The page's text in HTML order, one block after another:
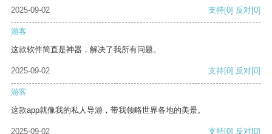
2025-09-02 支持[0] 反对[0]
游客
这款软件简直是神器，解决了我所有问题。
2025-09-02 支持[0] 反对[0]
游客
这款app就像我的私人导游，带我领略世界各地的美景。
2025-09-02 支持[0] 反对[0]